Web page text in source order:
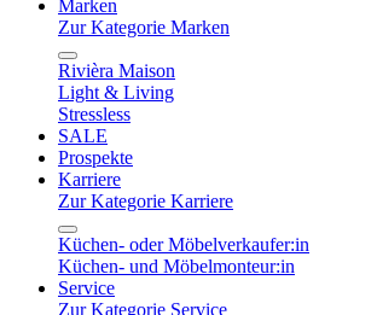
Marken
Zur Kategorie Marken
Rivièra Maison
Light & Living
Stressless
SALE
Prospekte
Karriere
Zur Kategorie Karriere
Küchen- oder Möbelverkaufer:in
Küchen- und Möbelmonteur:in
Service
Zur Kategorie Service